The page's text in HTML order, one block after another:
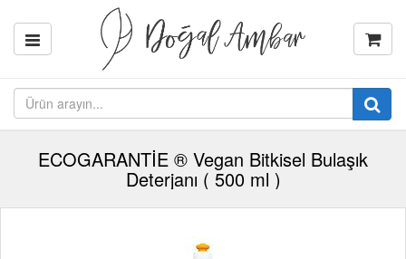
ECOGARANTİE ® Vegan Bitkisel Bulaşık
Deterjanı ( 500 ml )